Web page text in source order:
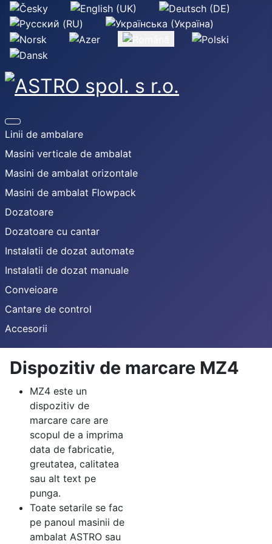
Selectați limba dvs
Linii de ambalare
Masini verticale de ambalat
Masini de ambalat orizontale
Masini de ambalat Flowpack
Dozatoare
Dozatoare cu cantar
Instalatii de dozat automate
Instalatii de dozat manuale
Conveioare
Cantare de control
Accesorii
Dispozitiv de marcare MZ4
MZ4 este un
dispozitiv de
marcare care are
scopul de a imprima
data de fabricatie,
greutatea, calitatea
sau alt text pe
punga.
Toate setarile se fac
pe panoul masinii de
ambalat ASTRO sau